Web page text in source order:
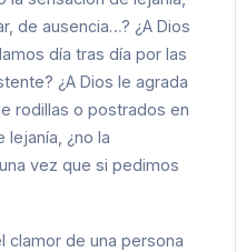
de ausencia…? ¿A Dios
día tras día por las
¿A Dios le agrada
rodillas o postrados en
lejanía, ¿no la
vez que si pedimos
clamor de una persona